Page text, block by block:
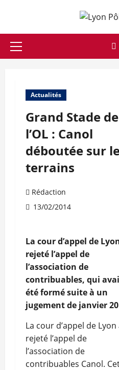
contenu
Menu
Actualités
Grand Stade de
l’OL : Canol
déboutée sur
terrains
Rédaction
13/02/2014
La cour d’appel de
rejeté l’appel de
l’association de
contribuables, qui
été formé suite à un
jugement de janvier
La cour d’appel de Lyon
rejeté l’appel de
l’association de
contribuables Canol.